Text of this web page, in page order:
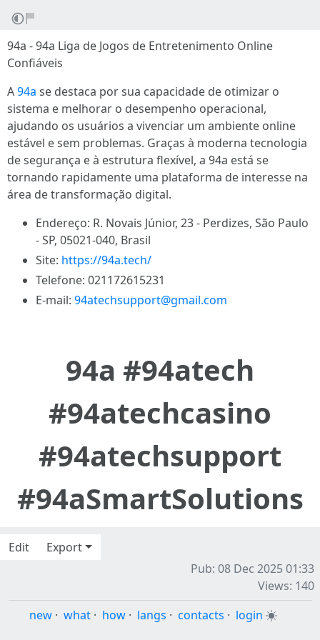
94a - 94a Liga de Jogos de Entretenimento Online
Confiáveis
A94a se destaca por sua capacidade de otimizar o
sistema e melhorar o desempenho operacional,
ajudando os usuários a vivenciar um ambiente online
estável e sem problemas. Graças à moderna tecnologia
de segurança e à estrutura flexível, a 94a está se
tornando rapidamente uma plataforma de interesse na
área de transformação digital.
Endereço: R. Novais Júnior, 23 - Perdizes, São Paulo
- SP, 05021-040, Brasil
Site: https://94a.tech/
Telefone: 021172615231
E-mail: 94atechsupport@gmail.com
94a #94atech
#94atechcasino
#94atechsupport
#94aSmartSolutions
Edit
Export
Pub: 08 Dec 2025 01:33
Views: 140
new · what · how · langs · contacts · login